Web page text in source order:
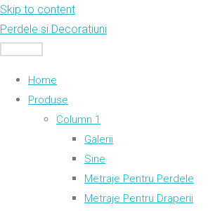
Skip to content
Perdele si Decoratiuni
Home
Produse
Column 1
Galerii
Sine
Metraje Pentru Perdele
Metraje Pentru Draperii